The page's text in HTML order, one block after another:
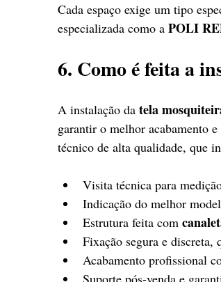
Cada espaço exige um tipo
especializada como a POLI
6. Como é feita a
A instalação da tela
garantir o melhor acabamento
técnico de alta qualidade, que
Visita técnica para
Indicação do melhor
Estrutura feita com
Fixação segura e discreta,
Acabamento profissional
Suporte pós-venda e